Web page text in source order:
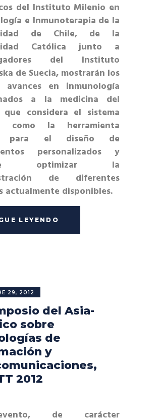
del Instituto Milenio en
e Inmunoterapia de la
de Chile, de la
Católica junto a
del Instituto
de Suecia, mostrarán los
avances en inmunología
a la medicina del
considera el sistema
como la herramienta
para el diseño de
personalizados y
optimizar la
de diferentes
actualmente disponibles.
LEYENDO
29, 2012
del Asia-
sobre
de
y
2012
de carácter